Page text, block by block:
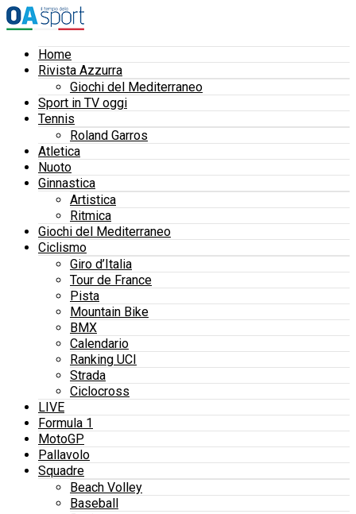
Home
Rivista Azzurra
Giochi del Mediterraneo
Sport in TV oggi
Tennis
Roland Garros
Atletica
Nuoto
Ginnastica
Artistica
Ritmica
Giochi del Mediterraneo
Ciclismo
Giro d’Italia
Tour de France
Pista
Mountain Bike
BMX
Calendario
Ranking UCI
Strada
Ciclocross
LIVE
Formula 1
MotoGP
Pallavolo
Squadre
Beach Volley
Baseball